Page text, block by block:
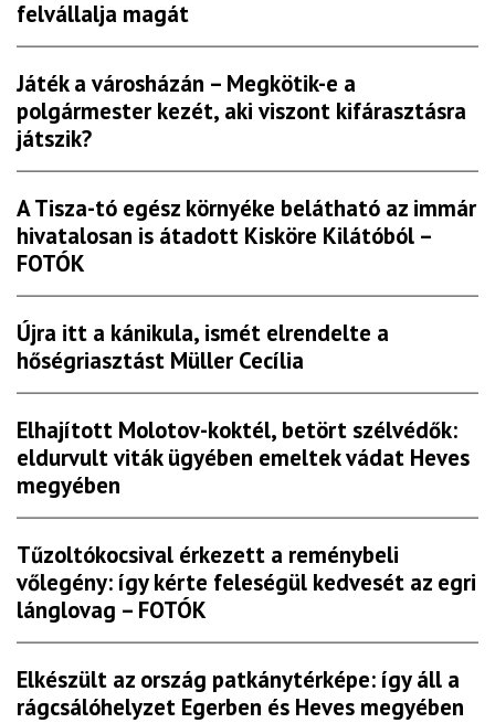
felvállalja magát
Játék a városházán – Megkötik-e a
polgármester kezét, aki viszont kifárasztásra
játszik?
A Tisza-tó egész környéke belátható az immár
hivatalosan is átadott Kisköre Kilátóból –
FOTÓK
Újra itt a kánikula, ismét elrendelte a
hőségriasztást Müller Cecília
Elhajított Molotov-koktél, betört szélvédők:
eldurvult viták ügyében emeltek vádat Heves
megyében
Tűzoltókocsival érkezett a reménybeli
vőlegény: így kérte feleségül kedvesét az egri
lánglovag – FOTÓK
Elkészült az ország patkánytérképe: így áll a
rágcsálóhelyzet Egerben és Heves megyében